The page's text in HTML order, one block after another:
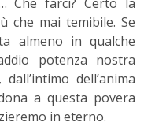
che mai temibile. Se
almeno in qualche
potenza nostra
dell’anima
a questa povera
in eterno.